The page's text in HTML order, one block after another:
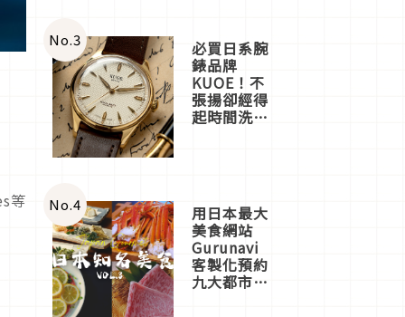
等
No.3 必買日系腕
錶品牌
KUOE！不
張揚卻經得
起時間洗鍊
No.4 用日本最大
美食網站
Gurunavi
客製化預約
九大都市餐